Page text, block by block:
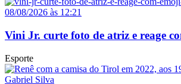
08/08/2026 às 12:21
Vini Jr. curte foto de atriz e reage
Esporte